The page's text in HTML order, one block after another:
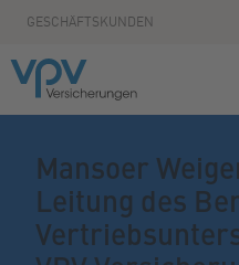
Zum Seiteninhalt springen
GESCHÄFTSKUNDEN
Mansoer
Leitung des